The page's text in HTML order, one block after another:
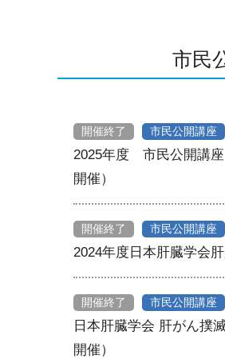
市民
開催終了 市民公開講座
2025年度 市民公開講
開催）
開催終了 市民公開講座
2024年度日本肝臓学会
開催終了 市民公開講座
日本肝臓学会 肝がん撲
開催）